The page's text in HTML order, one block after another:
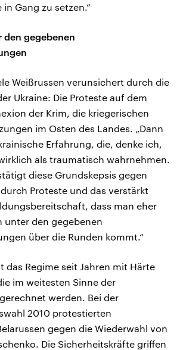
Gang zu setzen.“
den gegebenen
Weißrussen verunsichert durch die
Ukraine: Die Proteste auf dem
der Krim, die kriegerischen
im Osten des Landes. „Dann
Erfahrung, die, denke ich,
als traumatisch wahrnehmen.
diese Grundskepsis gegen
Proteste und das verstärkt
dass man eher
unter den gegebenen
über die Runden kommt.“
das Regime seit Jahren mit Härte
im weitesten Sinne der
werden. Bei der
2010 protestierten
gegen die Wiederwahl von
Die Sicherheitskräfte griffen